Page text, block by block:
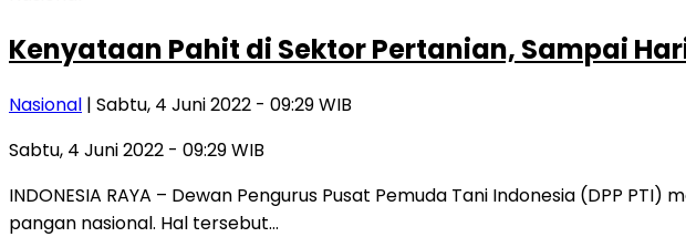
Kenyataan Pahit di Sektor Pertanian, Sampai
Nasional | Sabtu, 4 Juni 2022 - 09:29 WIB
Sabtu, 4 Juni 2022 - 09:29 WIB
INDONESIA RAYA – Dewan Pengurus Pusat Pemuda Tani Indonesia (DPP
pangan nasional. Hal tersebut…